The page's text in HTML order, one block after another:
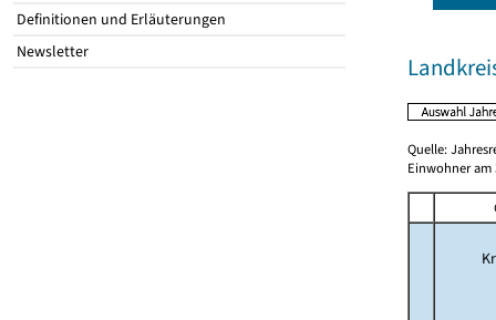
Definitionen und Erläuterungen
Newsletter
Quelle:
Einwohner am